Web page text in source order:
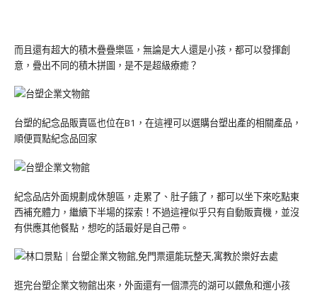
而且還有超大的積木疊疊樂區，無論是大人還是小孩，都可以發揮創
意，疊出不同的積木拼圖，是不是超級療癒？
台塑的紀念品販賣區也位在B1，在這裡可以選購台塑出產的相關產品，
順便買點紀念品回家
紀念品店外面規劃成休憩區，走累了、肚子餓了，都可以坐下來吃點東
西補充體力，繼續下半場的探索！不過這裡似乎只有自動販賣機，並沒
有供應其他餐點，想吃的話最好是自己帶。
逛完台塑企業文物館出來，外面還有一個漂亮的湖可以餵魚和遛小孩